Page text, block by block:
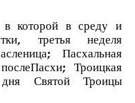
в которой в среду и
, третья неделя
; Пасхальная
Пасхи; Троицкая
Святой Троицы